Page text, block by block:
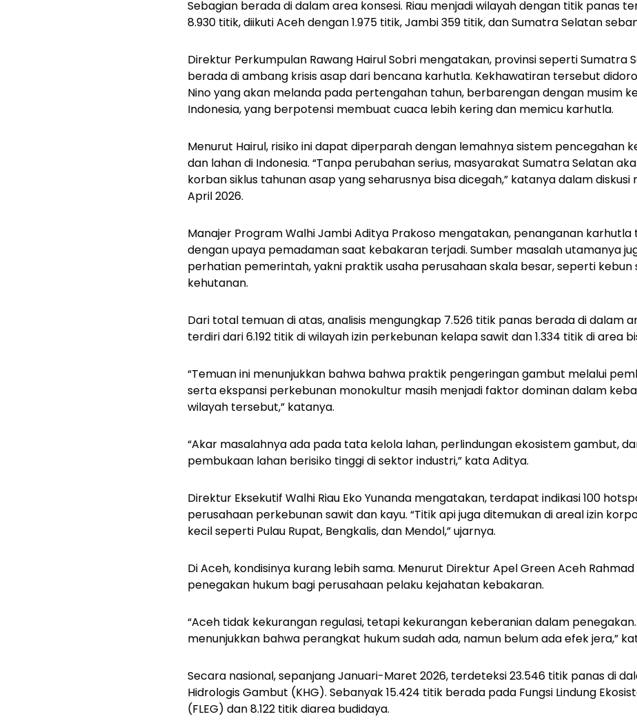
Sebagian berada di dalam area konsesi. Riau menjadi wilayah dengan titik panas
8.930 titik, diikuti Aceh dengan 1.975 titik, Jambi 359 titik, dan Sumatra Selatan
Direktur Perkumpulan Rawang Hairul Sobri mengatakan, provinsi seperti Sumatra
berada di ambang krisis asap dari bencana karhutla. Kekhawatiran tersebut
Nino yang akan melanda pada pertengahan tahun, berbarengan dengan musim
Indonesia, yang berpotensi membuat cuaca lebih kering dan memicu karhutla.
Menurut Hairul, risiko ini dapat diperparah dengan lemahnya sistem pencegahan
dan lahan di Indonesia. “Tanpa perubahan serius, masyarakat Sumatra Selatan
korban siklus tahunan asap yang seharusnya bisa dicegah,” katanya dalam diskusi
April 2026.
Manajer Program Walhi Jambi Aditya Prakoso mengatakan, penanganan karhutla
dengan upaya pemadaman saat kebakaran terjadi. Sumber masalah utamanya
perhatian pemerintah, yakni praktik usaha perusahaan skala besar, seperti kebun
kehutanan.
Dari total temuan di atas, analisis mengungkap 7.526 titik panas berada di dalam
terdiri dari 6.192 titik di wilayah izin perkebunan kelapa sawit dan 1.334 titik di area
“Temuan ini menunjukkan bahwa bahwa praktik pengeringan gambut melalui
serta ekspansi perkebunan monokultur masih menjadi faktor dominan dalam
wilayah tersebut,” katanya.
“Akar masalahnya ada pada tata kelola lahan, perlindungan ekosistem gambut,
pembukaan lahan berisiko tinggi di sektor industri,” kata Aditya.
Direktur Eksekutif Walhi Riau Eko Yunanda mengatakan, terdapat indikasi 100
perusahaan perkebunan sawit dan kayu. “Titik api juga ditemukan di areal izin
kecil seperti Pulau Rupat, Bengkalis, dan Mendol,” ujarnya.
Di Aceh, kondisinya kurang lebih sama. Menurut Direktur Apel Green Aceh
penegakan hukum bagi perusahaan pelaku kejahatan kebakaran.
“Aceh tidak kekurangan regulasi, tetapi kekurangan keberanian dalam penegakan.
menunjukkan bahwa perangkat hukum sudah ada, namun belum ada efek jera,”
Secara nasional, sepanjang Januari-Maret 2026, terdeteksi 23.546 titik panas di
Hidrologis Gambut (KHG). Sebanyak 15.424 titik berada pada Fungsi Lindung
(FLEG) dan 8.122 titik diarea budidaya.